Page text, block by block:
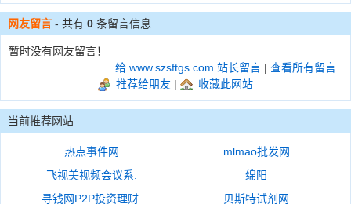
网友留言 - 共有 0 条留言信息
暂时没有网友留言！
给 www.szsftgs.com 站长留言 | 查看所有留言
推荐给朋友 | 收藏此网站
当前推荐网站
热点事件网
mlmao批发网
飞视美视频会议系.
绵阳
寻钱网P2P投资理财.
贝斯特试剂网